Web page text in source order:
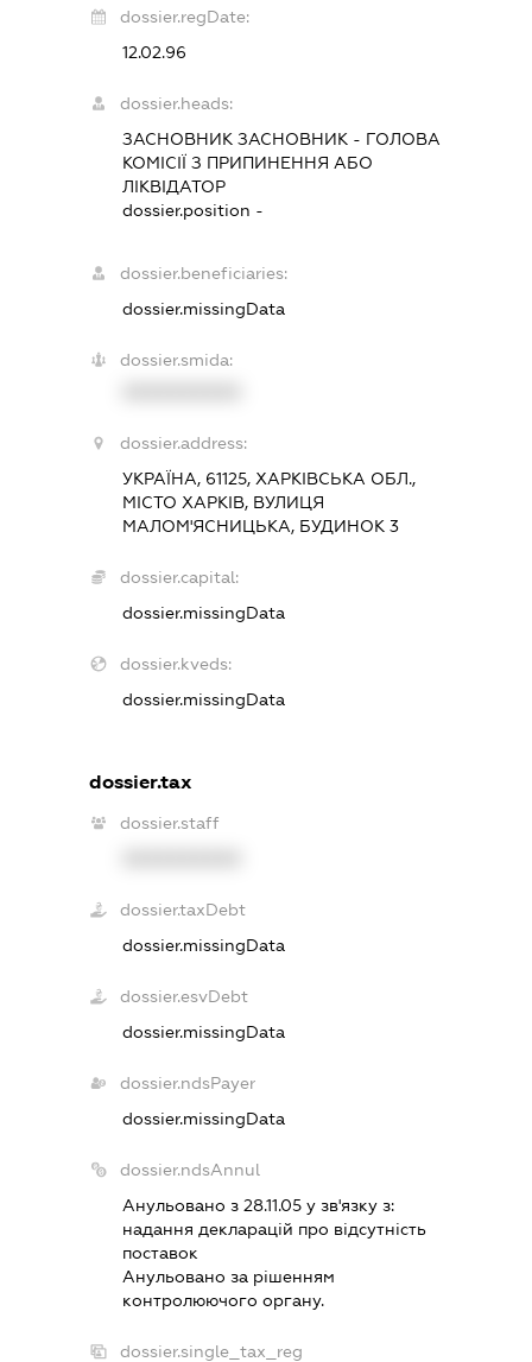
dossier.regDate:
12.02.96
dossier.heads:
ЗАСНОВНИК ЗАСНОВНИК - ГОЛОВА
КОМІСІЇ З ПРИПИНЕННЯ АБО
ЛІКВІДАТОР
dossier.position -
dossier.beneficiaries:
dossier.missingData
dossier.smida:
dossier.address:
УКРАЇНА, 61125, ХАРКІВСЬКА ОБЛ.,
МІСТО ХАРКІВ, ВУЛИЦЯ
МАЛОМ'ЯСНИЦЬКА, БУДИНОК 3
dossier.capital:
dossier.missingData
dossier.kveds:
dossier.missingData
dossier.tax
dossier.staff
dossier.taxDebt
dossier.missingData
dossier.esvDebt
dossier.missingData
dossier.ndsPayer
dossier.missingData
dossier.ndsAnnul
Анульовано з 28.11.05 у зв'язку з:
надання декларацiй про вiдсутнiсть
поставок
Анульовано за рiшенням
контролюючого органу.
dossier.single_tax_reg